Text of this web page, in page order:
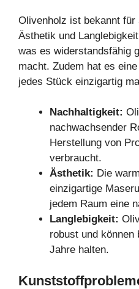
Olivenholz ist bekannt für
Ästhetik und
was es widerstandsfähig
macht. Zudem hat es
jedes Stück einzigartig
Nachhaltigkeit:
nachwachsender
Herstellung von
verbraucht.
Ästhetik: Die
einzigartige
jedem Raum eine
Langlebigkeit:
robust und
Jahre halten.